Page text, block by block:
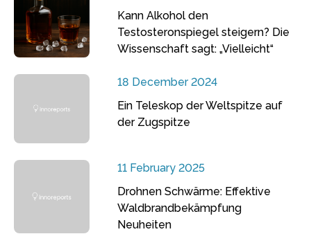
Kann Alkohol den
Testosteronspiegel steigern? Die
Wissenschaft sagt: „Vielleicht“
18 December 2024
Ein Teleskop der Weltspitze auf
der Zugspitze
11 February 2025
Drohnen Schwärme: Effektive
Waldbrandbekämpfung
Neuheiten